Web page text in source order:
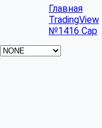
Главная
TradingView
№1416 Cap